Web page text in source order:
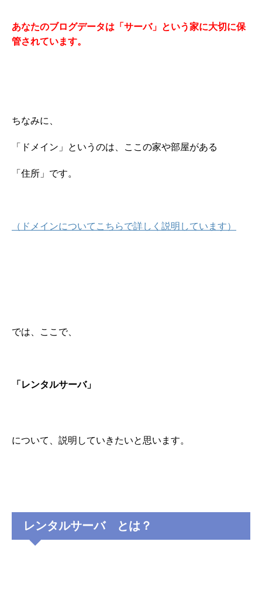
あなたのブログデータは「サーバ」という家に大切に保
管されています。
ちなみに、
「ドメイン」というのは、ここの家や部屋がある
「住所」です。
（ドメインについてこちらで詳しく説明しています）
では、ここで、
「レンタルサーバ」
について、説明していきたいと思います。
レンタルサーバ とは？